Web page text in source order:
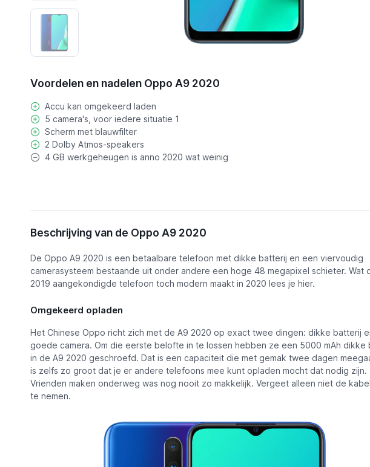
Voordelen en nadelen Oppo A9 2020
Accu kan omgekeerd laden
5 camera's, voor iedere situatie 1
Scherm met blauwfilter
2 Dolby Atmos-speakers
4 GB werkgeheugen is anno 2020 wat weinig
Oppo A9 2020 Alternatieven
Beschrijving van de Oppo A9 2020
De Oppo A9 2020 is een betaalbare telefoon met dikke batterij en een viervoudig
camerasysteem bestaande uit onder andere een hoge 48 megapixel schieter. Wat
2019 aangekondigde telefoon toch modern maakt in 2020 lees je hier.
Omgekeerd opladen
Het Chinese Oppo richt zich met de A9 2020 op exact twee dingen: dikke batterij
goede camera. Om die eerste belofte in te lossen hebben ze een 5000 mAh dikke
in de A9 2020 geschroefd. Dat is een capaciteit die met gemak twee dagen
is zelfs zo groot dat je er andere telefoons mee kunt opladen mocht dat nodig zijn.
Vrienden maken onderweg was nog nooit zo makkelijk. Vergeet alleen niet de
te nemen.